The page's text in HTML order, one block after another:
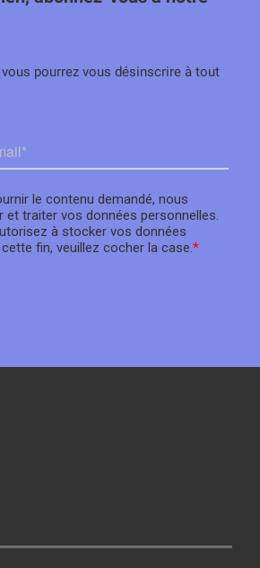
vous pourrez vous désinscrire à tout